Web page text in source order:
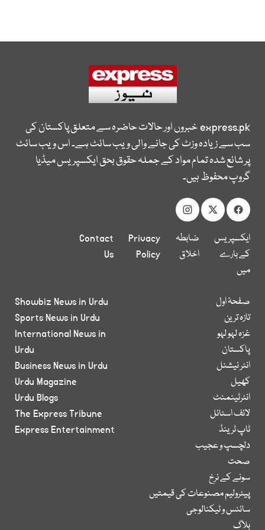
express.pkخبروں اور حالات حاضرہ سے متعلق پاکستان کی
سب سے زیادہ وزٹ کی جانے والی ویب سائٹ ہے۔ اس ویب سائٹ
پر شائع شدہ تمام مواد کے جملہ حقوق بحق ایکسپریس میڈیا
گروپ محفوظ ہیں۔
ایکسپریس
کے بارے
میں
ضابطہ
اخلاق
Privacy
Policy
Contact
Us
صفحۂ اول
تازہ ترین
غزہ لہو لہو
پاکستان
انٹر نیشنل
کھیل
انٹرٹینمنٹ
لائف اسٹائل
ٹاپ ٹرینڈ
دلچسپ و عجیب
صحت
سونے کے نرخ
پیٹرولیم مصنوعات کی قیمتیں
سائنس و ٹیکنالوجی
بلاگ
Showbiz News in Urdu
Sports News in Urdu
International News in
Urdu
Business News in Urdu
Urdu Magazine
Urdu Blogs
The Express Tribune
Express Entertainment